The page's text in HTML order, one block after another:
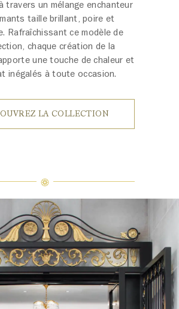
travers un mélange enchanteur
taille brillant, poire et
Rafraîchissant ce modèle de
chaque création de la
une touche de chaleur et
inégalés à toute occasion.
LA COLLECTION